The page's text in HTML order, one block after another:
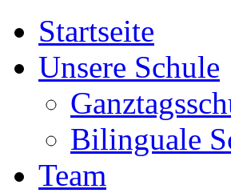
Startseite
Unsere Schule
Bilinguale
Team